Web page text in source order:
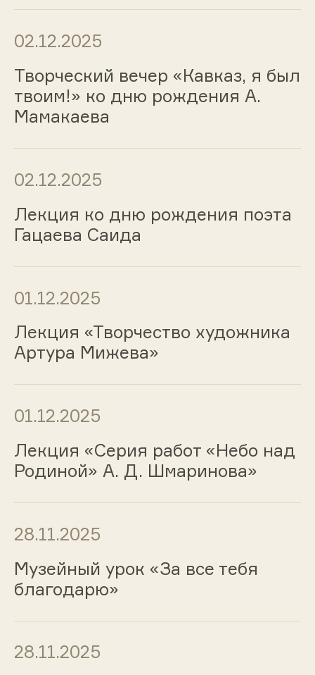
02.12.2025
Творческий вечер «Кавказ, я был
твоим!» ко дню рождения А.
Мамакаева
02.12.2025
Лекция ко дню рождения поэта
Гацаева Саида
01.12.2025
Лекция «Творчество художника
Артура Мижева»
01.12.2025
Лекция «Серия работ «Небо над
Родиной» А. Д. Шмаринова»
28.11.2025
Музейный урок «За все тебя
благодарю»
28.11.2025